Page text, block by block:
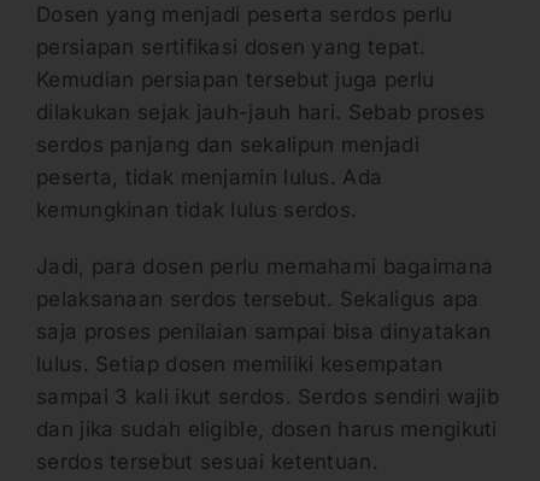
Dosen yang menjadi peserta serdos perlu
persiapan sertifikasi dosen yang tepat.
Kemudian persiapan tersebut juga perlu
dilakukan sejak jauh-jauh hari. Sebab proses
serdos panjang dan sekalipun menjadi
peserta, tidak menjamin lulus. Ada
kemungkinan tidak lulus serdos.
Jadi, para dosen perlu memahami bagaimana
pelaksanaan serdos tersebut. Sekaligus apa
saja proses penilaian sampai bisa dinyatakan
lulus. Setiap dosen memiliki kesempatan
sampai 3 kali ikut serdos. Serdos sendiri wajib
dan jika sudah eligible, dosen harus mengikuti
serdos tersebut sesuai ketentuan.